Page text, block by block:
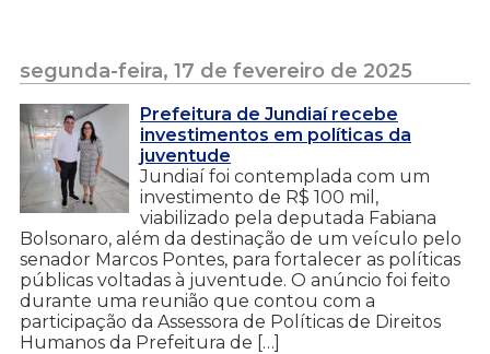
segunda-feira, 17 de fevereiro de 2025
Prefeitura de Jundiaí recebe
investimentos em políticas da
juventude
Jundiaí foi contemplada com um
investimento de R$ 100 mil,
viabilizado pela deputada Fabiana
Bolsonaro, além da destinação de um veículo pelo
senador Marcos Pontes, para fortalecer as políticas
públicas voltadas à juventude. O anúncio foi feito
durante uma reunião que contou com a
participação da Assessora de Políticas de Direitos
Humanos da Prefeitura de […]